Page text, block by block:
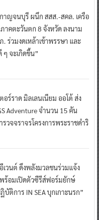
าญจนบุรี ผนึก สสส.-สคล. เครือ
าคตะวันตก 8 จังหวัด ลงนาม
. ร่วมงดเหล้าเข้าพรรษา และ
จะเกิดขึ้น”
อร์ราด มิลเลนเนียม ออโต้ ส่ง
Adventure จำนวน 15 คัน
วจจราจรโครงการพระราชดำริ
วนต์ ดึงพลังมวลชนร่วมแจ้ง
ร้อมเปิดตัวซีรีส์ฟอร์มยักษ์
บัติการ IN SEA บุกเกาะนรก”